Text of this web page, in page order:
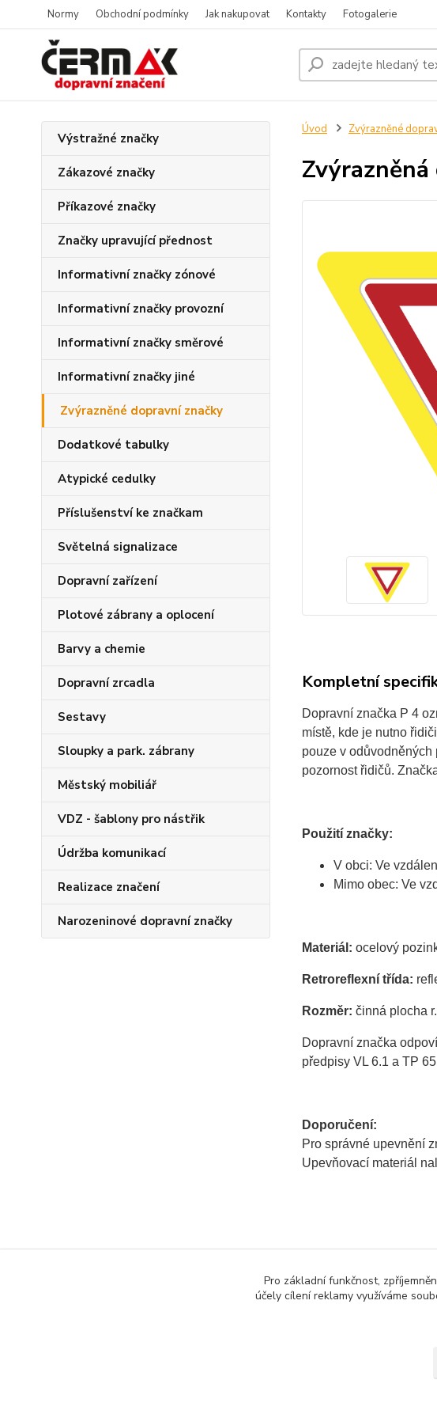
Normy Obchodní podmínky Jak nakupovat Kontakty Fotogalerie
Výstražné značky
Zákazové značky
Příkazové značky
Značky upravující přednost
Informativní značky zónové
Informativní značky provozní
Informativní značky směrové
Informativní značky jiné
Zvýrazněné dopravní značky
Dodatkové tabulky
Atypické cedulky
Příslušenství ke značkam
Světelná signalizace
Dopravní zařízení
Plotové zábrany a oplocení
Barvy a chemie
Dopravní zrcadla
Sestavy
Sloupky a park. zábrany
Městský mobiliář
VDZ - šablony pro nástřik
Údržba komunikací
Realizace značení
Narozeninové dopravní značky
Úvod Zvýrazněné
Kompletní
Dopravní značka P 4
místě, kde je nutno
pouze v
pozornost řidičů.
Použití značky:
V obci: Ve
Mimo obec: Ve
Materiál: ocelový
Retroreflexní třída:
Rozměr: činná plocha
Dopravní značka
předpisy VL 6.1 a TP
Doporučení:
Pro správné upevnění
Upevňovací materiál
Zvýrazněné
Pro základní funkčnost,
účely cílení reklamy využíváme